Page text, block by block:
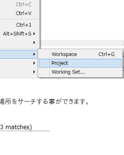
をサーチする事ができます。